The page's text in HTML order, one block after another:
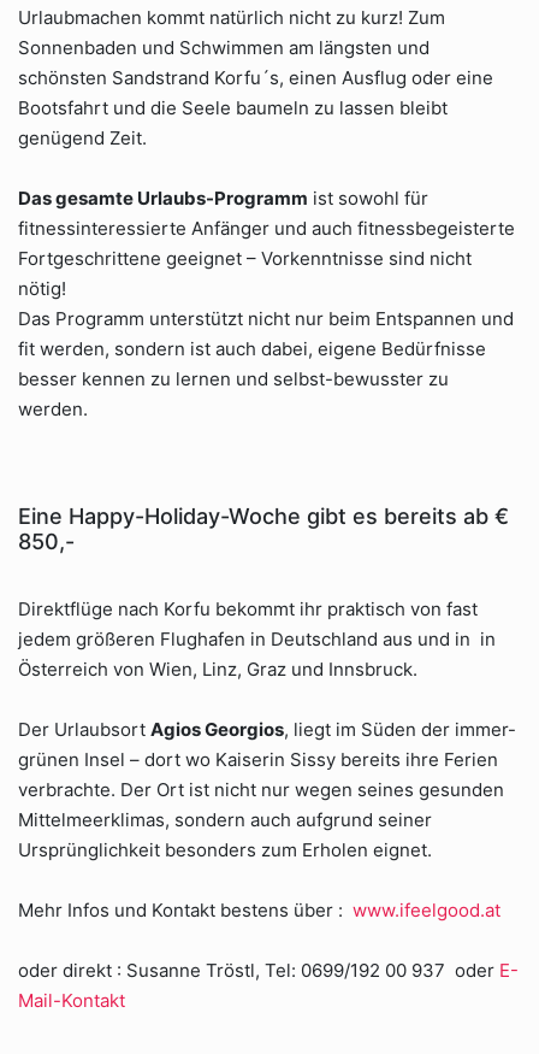
Urlaubmachen kommt natürlich nicht zu kurz! Zum
Sonnenbaden und Schwimmen am längsten und
schönsten Sandstrand Korfu´s, einen Ausflug oder eine
Bootsfahrt und die Seele baumeln zu lassen bleibt
genügend Zeit.
Das gesamte Urlaubs-Programm ist sowohl für
fitnessinteressierte Anfänger und auch fitnessbegeisterte
Fortgeschrittene geeignet – Vorkenntnisse sind nicht
nötig!
Das Programm unterstützt nicht nur beim Entspannen und
fit werden, sondern ist auch dabei, eigene Bedürfnisse
besser kennen zu lernen und selbst-bewusster zu
werden.
Eine Happy-Holiday-Woche gibt es bereits ab €
850,-
Direktflüge nach Korfu bekommt ihr praktisch von fast
jedem größeren Flughafen in Deutschland aus und in in
Österreich von Wien, Linz, Graz und Innsbruck.
Der Urlaubsort Agios Georgios, liegt im Süden der immer-
grünen Insel – dort wo Kaiserin Sissy bereits ihre Ferien
verbrachte. Der Ort ist nicht nur wegen seines gesunden
Mittelmeerklimas, sondern auch aufgrund seiner
Ursprünglichkeit besonders zum Erholen eignet.
Mehr Infos und Kontakt bestens über : www.ifeelgood.at
oder direkt : Susanne Tröstl, Tel: 0699/192 00 937 oder E-
Mail-Kontakt